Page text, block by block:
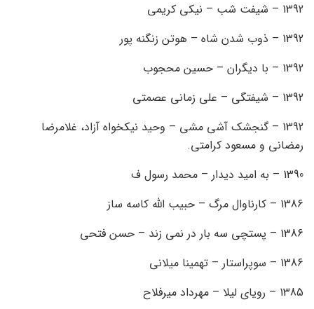
1392 – شیفت شب – نیکی کریمی
1392 – ذوب شدن شاه – هوتن زنگنه پور
1392 – با دیگران – حسین محجوب
1392 – شیفتگی – علی زمانی عصمتی
1392 – گنجشک آشی مشی – وحید نیکخواه آزاد، غلامرضا
رمضانی و مسعود کرامتی.
1390 – به امید دیدار – محمد رسول ف
1386 – کارناوال مرگ – حبیب الله کاسه ساز
1386 – پستچی سه بار در نمی زند – حسن فتحی
1386 – سوپراستار – تهمینا میلانی
1385 – رویای لیلا – مهرداد میرفلاح